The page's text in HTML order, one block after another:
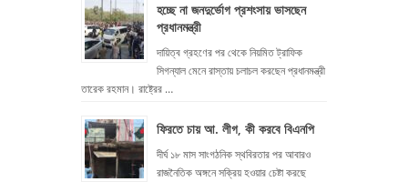
হচ্ছে না জনদুর্ভোগ প্রশংসায় ভাসছেন
প্রধানমন্ত্রী
দায়িত্ব গ্রহণের পর থেকে নিয়মিত ট্রাফিক
সিগন্যাল মেনে রাস্তায় চলাচল করছেন প্রধানমন্ত্রী
তারেক রহমান। রাষ্ট্রের …
ফিরতে চায় আ. লীগ, কী করবে বিএনপি
দীর্ঘ ১৮ মাস সাংগঠনিক স্থবিরতার পর আবারও
রাজনৈতিক অঙ্গনে সক্রিয় হওয়ার চেষ্টা করছে